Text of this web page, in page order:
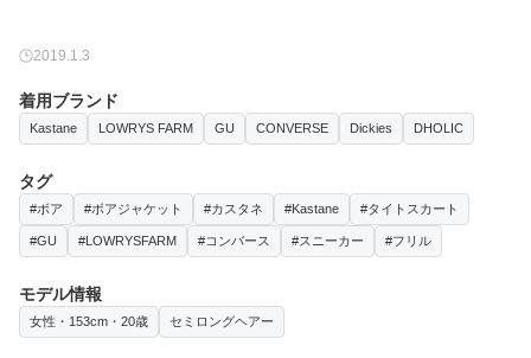
2019.1.3
着用ブランド
Kastane LOWRYS FARM GU CONVERSE Dickies DHOLIC
タグ
#ボア #ボアジャケット #カスタネ #Kastane #タイトスカート
#GU #LOWRYSFARM #コンバース #スニーカー #フリル
モデル情報
女性・153cm・20歳 セミロングヘアー